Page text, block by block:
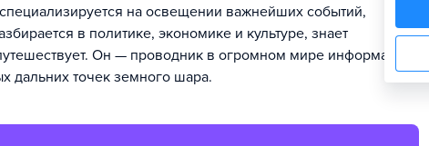
на освещении важнейших событий,
в политике, экономике и культуре, знает
Он — проводник в огромном мире информации,
дальних точек земного шара.